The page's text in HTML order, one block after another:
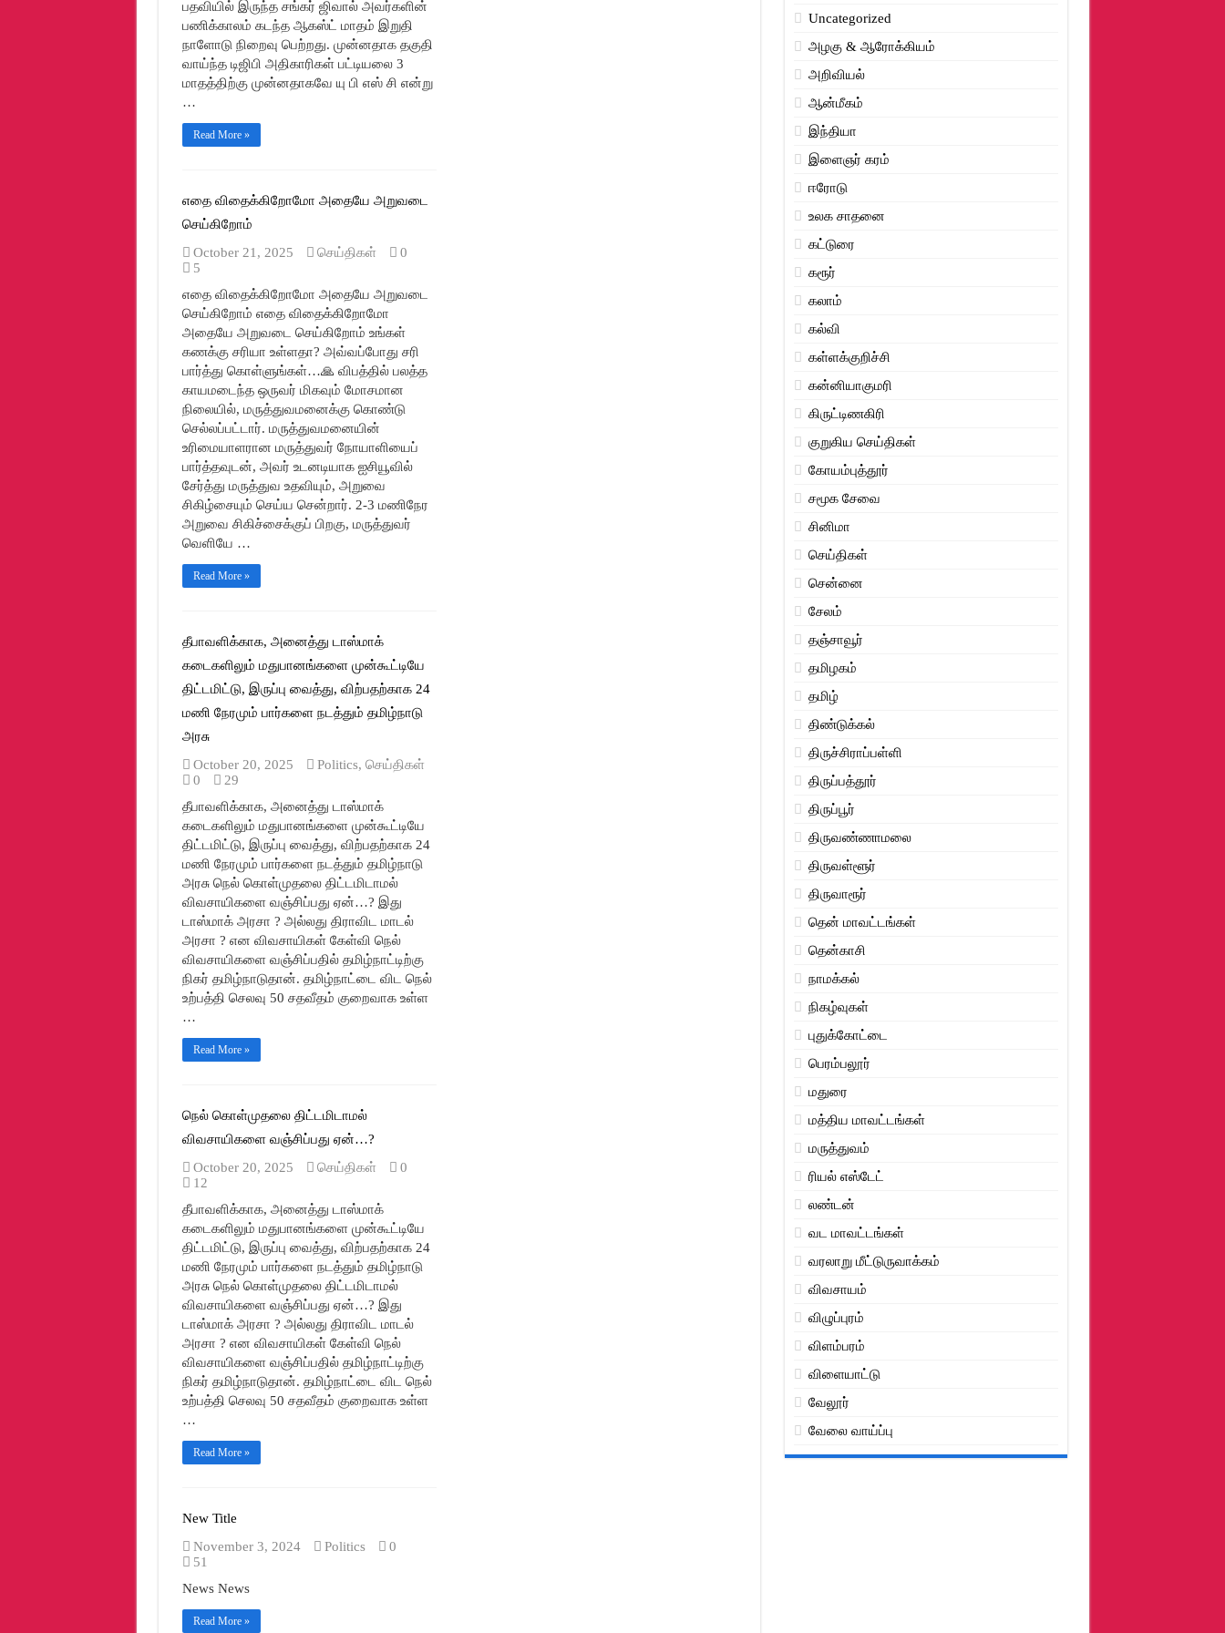
நடமாடும் வாகனங்கள் சேவை….கொடியசைத்து தொடங்கி வைத்தார் முதல்-அமைச்சர் மு.க.ஸ்டாலின்!
முன்னாள் பிரதமர், பாரத ரத்னா திரு.ராஜிவ்காந்தி அவர்களின் பிறந்தநாளை முன்னிட்டு திருவுருவச் சிலைக்கு மாலை அணிவித்து, மலர் தூவி மரியாதை
இன்று, முன்னாள் இந்திய பிரதமர் மறைந்தார். இன்று ஸ்ரீ ராஜீவ் காந்தி பிறந்த தினம்.
பதவியில் இருந்த சங்கர் ஜிவால் அவர்களின்
பணிக்காலம் கடந்த ஆகஸ்ட் மாதம் இறுதி
நாளோடு நிறைவு பெற்றது. முன்னதாக தகுதி
வாய்ந்த டிஜிபி அதிகாரிகள் பட்டியலை 3
மாதத்திற்கு முன்னதாகவே யு பி எஸ் சி என்று
…
Read More »
எதை விதைக்கிறோமோ அதையே அறுவடை
செய்கிறோம்
October 21, 2025
செய்திகள்
0
5
எதை விதைக்கிறோமோ அதையே அறுவடை
செய்கிறோம் எதை விதைக்கிறோமோ
அதையே அறுவடை செய்கிறோம் உங்கள்
கணக்கு சரியா உள்ளதா? அவ்வப்போது சரி
பார்த்து கொள்ளுங்கள்…🙏 விபத்தில் பலத்த
காயமடைந்த ஒருவர் மிகவும் மோசமான
நிலையில், மருத்துவமனைக்கு கொண்டு
செல்லப்பட்டார். மருத்துவமனையின்
உரிமையாளரான மருத்துவர் நோயாளியைப்
பார்த்தவுடன், அவர் உடனடியாக ஐசியூவில்
சேர்த்து மருத்துவ உதவியும், அறுவை
சிகிழ்சையும் செய்ய சென்றார். 2-3 மணிநேர
அறுவை சிகிச்சைக்குப் பிறகு, மருத்துவர்
வெளியே …
Read More »
தீபாவளிக்காக, அனைத்து டாஸ்மாக்
கடைகளிலும் மதுபானங்களை முன்கூட்டியே
திட்டமிட்டு, இருப்பு வைத்து, விற்பதற்காக 24
மணி நேரமும் பார்களை நடத்தும் தமிழ்நாடு
அரசு
October 20, 2025
Politics, செய்திகள்
0
29
தீபாவளிக்காக, அனைத்து டாஸ்மாக்
கடைகளிலும் மதுபானங்களை முன்கூட்டியே
திட்டமிட்டு, இருப்பு வைத்து, விற்பதற்காக 24
மணி நேரமும் பார்களை நடத்தும் தமிழ்நாடு
அரசு நெல் கொள்முதலை திட்டமிடாமல்
விவசாயிகளை வஞ்சிப்பது ஏன்…? இது
டாஸ்மாக் அரசா ? அல்லது திராவிட மாடல்
அரசா ? என விவசாயிகள் கேள்வி நெல்
விவசாயிகளை வஞ்சிப்பதில் தமிழ்நாட்டிற்கு
நிகர் தமிழ்நாடுதான். தமிழ்நாட்டை விட நெல்
உற்பத்தி செலவு 50 சதவீதம் குறைவாக உள்ள
…
Read More »
நெல் கொள்முதலை திட்டமிடாமல்
விவசாயிகளை வஞ்சிப்பது ஏன்…?
October 20, 2025
செய்திகள்
0
12
தீபாவளிக்காக, அனைத்து டாஸ்மாக்
கடைகளிலும் மதுபானங்களை முன்கூட்டியே
திட்டமிட்டு, இருப்பு வைத்து, விற்பதற்காக 24
மணி நேரமும் பார்களை நடத்தும் தமிழ்நாடு
அரசு நெல் கொள்முதலை திட்டமிடாமல்
விவசாயிகளை வஞ்சிப்பது ஏன்…? இது
டாஸ்மாக் அரசா ? அல்லது திராவிட மாடல்
அரசா ? என விவசாயிகள் கேள்வி நெல்
விவசாயிகளை வஞ்சிப்பதில் தமிழ்நாட்டிற்கு
நிகர் தமிழ்நாடுதான். தமிழ்நாட்டை விட நெல்
உற்பத்தி செலவு 50 சதவீதம் குறைவாக உள்ள
…
Read More »
New Title
November 3, 2024
Politics
0
51
News News
Read More »
Uncategorized
அழகு & ஆரோக்கியம்
அறிவியல்
ஆன்மீகம்
இந்தியா
இளைஞர் கரம்
ஈரோடு
உலக சாதனை
கட்டுரை
கரூர்
கலாம்
கல்வி
கள்ளக்குறிச்சி
கன்னியாகுமரி
கிருட்டிணகிரி
குறுகிய செய்திகள்
கோயம்புத்தூர்
சமூக சேவை
சினிமா
செய்திகள்
சென்னை
சேலம்
தஞ்சாவூர்
தமிழகம்
தமிழ்
திண்டுக்கல்
திருச்சிராப்பள்ளி
திருப்பத்தூர்
திருப்பூர்
திருவண்ணாமலை
திருவள்ளூர்
திருவாரூர்
தென் மாவட்டங்கள்
தென்காசி
நாமக்கல்
நிகழ்வுகள்
புதுக்கோட்டை
பெரம்பலூர்
மதுரை
மத்திய மாவட்டங்கள்
மருத்துவம்
ரியல் எஸ்டேட்
லண்டன்
வட மாவட்டங்கள்
வரலாறு மீட்டுருவாக்கம்
விவசாயம்
விழுப்புரம்
விளம்பரம்
விளையாட்டு
வேலூர்
வேலை வாய்ப்பு